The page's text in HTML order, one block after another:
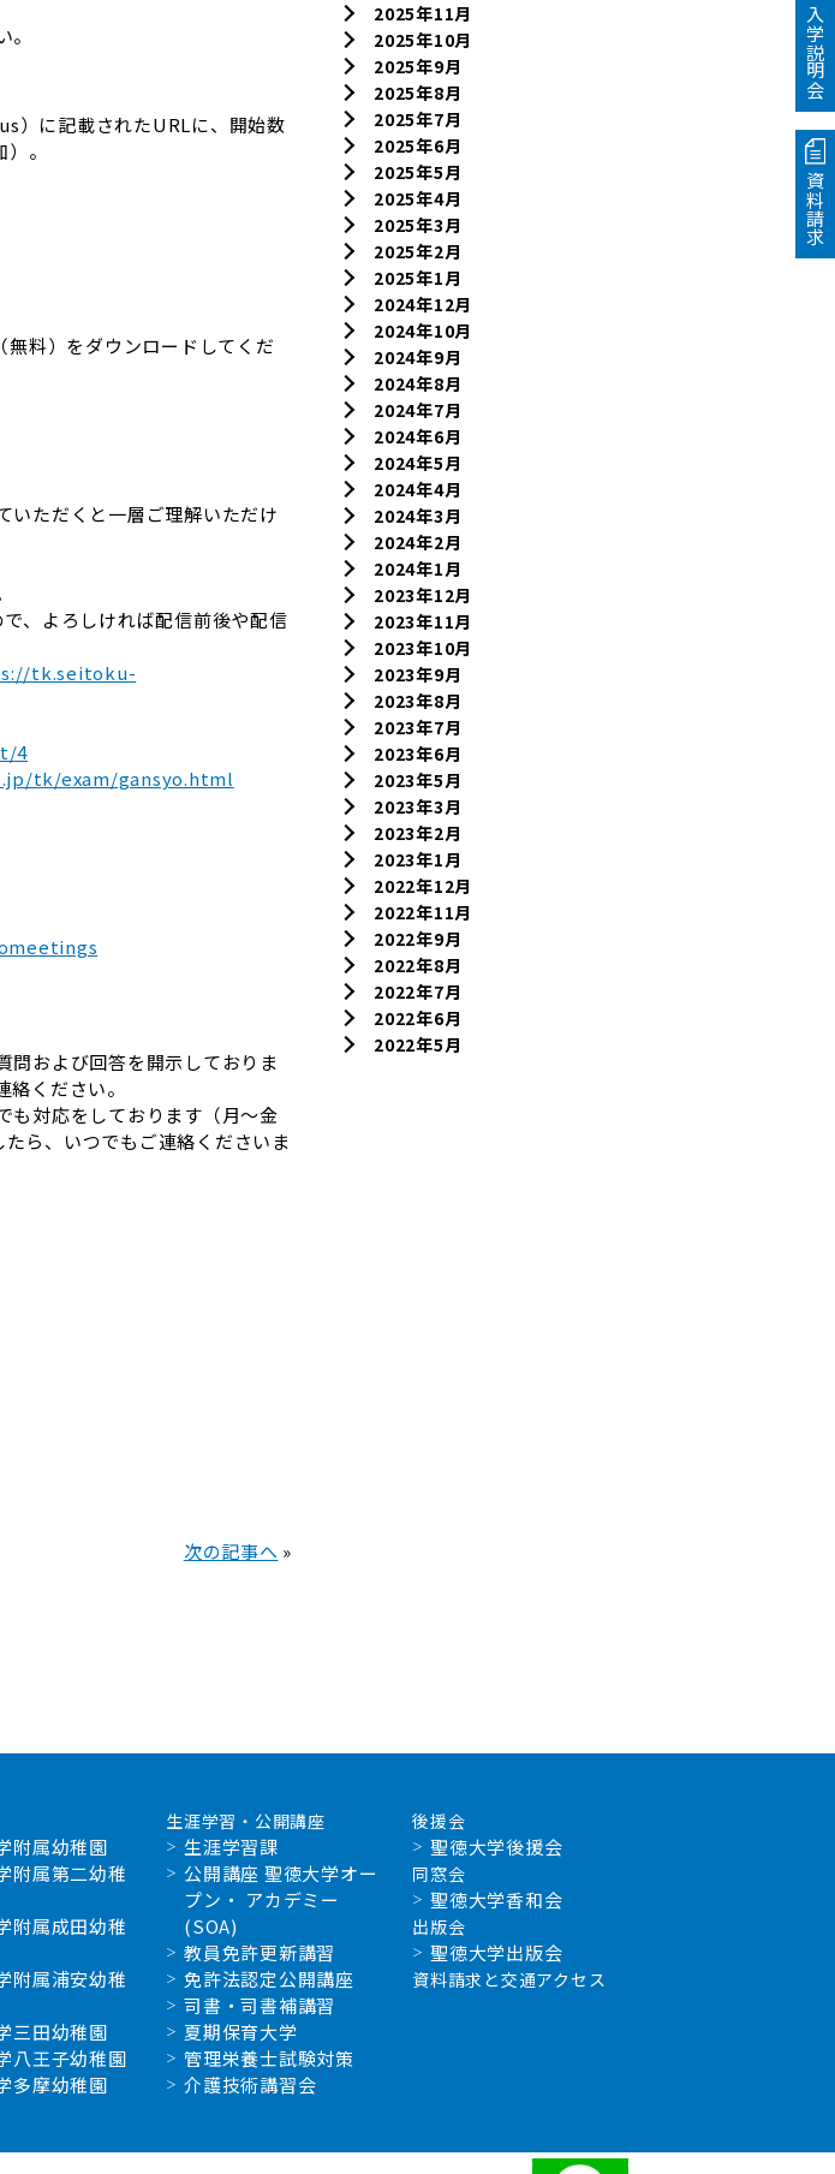
）に記載されたURLに、開始数
。
料）をダウンロードしてくだ
いただくと一層ご理解いただけ
、よろしければ配信前後や配信
tk.seitoku-
4
tk/exam/gansyo.html
問および回答を開示しておりま
ください。
も対応をしております（月～金
ら、いつでもご連絡くださいま
次の記事へ »
2025年11月
2025年10月
2025年9月
2025年8月
2025年7月
2025年6月
2025年5月
2025年4月
2025年3月
2025年2月
2025年1月
2024年12月
2024年10月
2024年9月
2024年8月
2024年7月
2024年6月
2024年5月
2024年4月
2024年3月
2024年2月
2024年1月
2023年12月
2023年11月
2023年10月
2023年9月
2023年8月
2023年7月
2023年6月
2023年5月
2023年3月
2023年2月
2023年1月
2022年12月
2022年11月
2022年9月
2022年8月
2022年7月
2022年6月
2022年5月
入学説明会
資料請求
附属幼稚園
附属第二幼稚
附属成田幼稚
附属浦安幼稚
三田幼稚園
八王子幼稚園
多摩幼稚園
生涯学習・公開講座
生涯学習課
公開講座 聖徳大学オー
プン・ アカデミー
(SOA)
教員免許更新講習
免許法認定公開講座
司書・司書補講習
夏期保育大学
管理栄養士試験対策
介護技術講習会
後援会
聖徳大学後援会
同窓会
聖徳大学香和会
出版会
聖徳大学出版会
資料請求と交通アクセス